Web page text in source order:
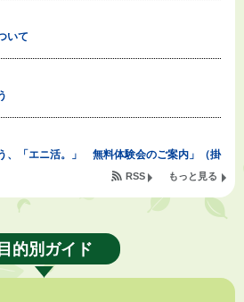
いて
、「エニ活。」 無料体験会のご案内」（掛
いて
もっと見る
RSS
目的別ガイド